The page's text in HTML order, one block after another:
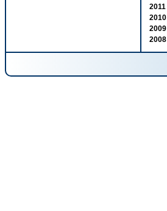
2011
2010
2009
2008